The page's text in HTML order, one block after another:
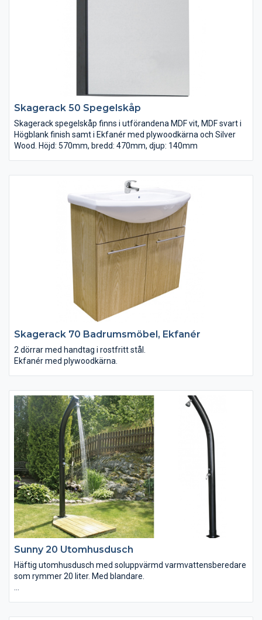
Skagerack 50 Spegelskåp
Skagerack spegelskåp finns i utförandena MDF vit, MDF svart i
Högblank finish samt i Ekfanér med plywoodkärna och Silver
Wood. Höjd: 570mm, bredd: 470mm, djup: 140mm
Skagerack 70 Badrumsmöbel, Ekfanér
2 dörrar med handtag i rostfritt stål.
Ekfanér med plywoodkärna.
Sunny 20 Utomhusdusch
Häftig utomhusdusch med soluppvärmd varmvattensberedare
som rymmer 20 liter. Med blandare.